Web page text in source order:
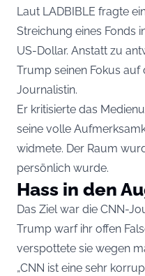
Laut LADBIBLE fragte
Streichung eines Fonds
US-Dollar. Anstatt zu
Trump seinen Fokus auf
Journalistin.
Er kritisierte das
seine volle
widmete. Der Raum
persönlich wurde.
Hass in den
Das Ziel war die CNN-
Trump warf ihr offen
verspottete sie wegen
„CNN ist eine sehr